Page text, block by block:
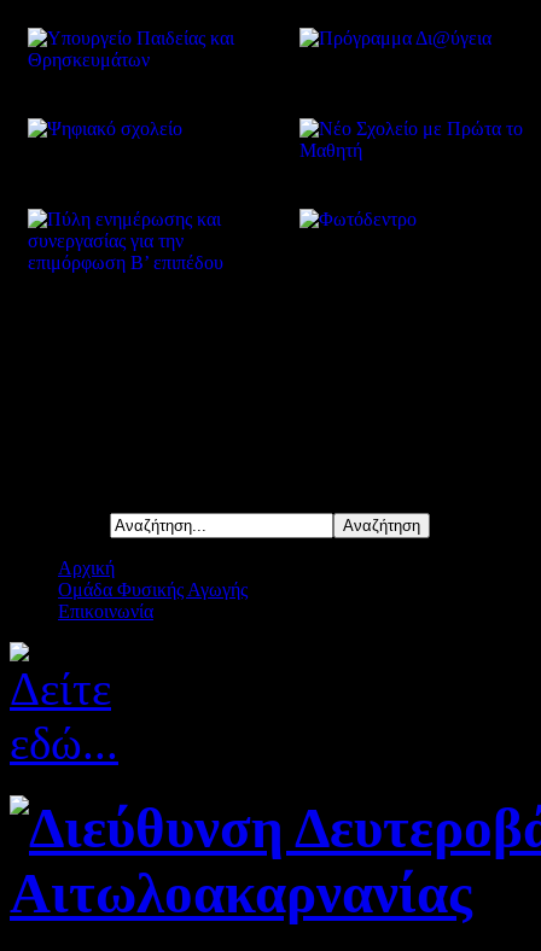
Αρχική
Ομάδα Φυσικής Αγωγής
Επικοινωνία